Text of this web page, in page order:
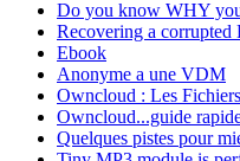
Do you know WHY
Recovering a
Ebook
Anonyme a une VDM
Owncloud : Les
Owncloud...guide
Quelques pistes pour